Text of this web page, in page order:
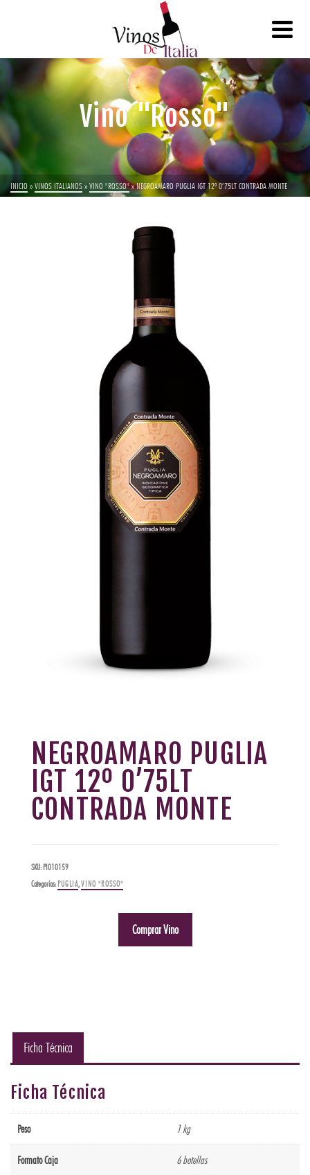
Vino "Rosso"
INICIO »VINOS ITALIANOS»VINO "ROSSO"»NEGROAMARO PUGLIA IGT 12º 0’75LT CONTRADA MONTE
NEGROAMARO PUGLIA
IGT 12º 0’75LT
CONTRADA MONTE
SKU: PI010159
Categorías: PUGLIA,VINO "ROSSO"
Comprar Vino
Ficha Técnica
Ficha Técnica
Peso 1 kg
Formato Caja 6 botellas